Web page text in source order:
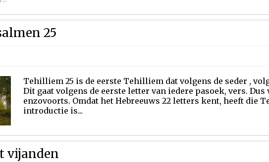
25
Tehilliem 25 is de eerste Tehilliem dat volgens de seder ,
Dit gaat volgens de eerste letter van iedere pasoek, vers. Dus
enzovoorts. Omdat het Hebreeuws 22 letters kent, heeft die
introductie is...
vijanden